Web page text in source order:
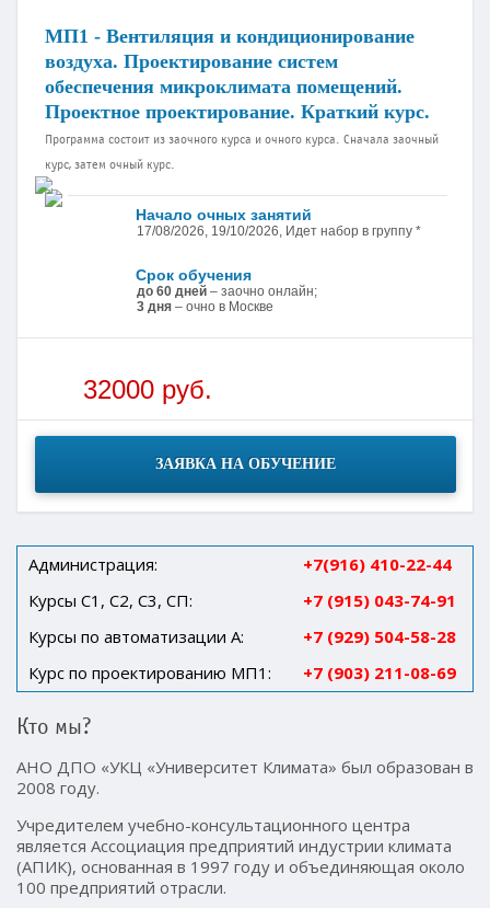
МП1 - Вентиляция и кондиционирование
воздуха. Проектирование систем
обеспечения микроклимата помещений.
Проектное проектирование. Краткий курс.
Программа состоит из заочного курса и очного курса. Сначала заочный
курс, затем очный курс.
Начало очных занятий
17/08/2026, 19/10/2026, Идет набор в группу *
Срок обучения
до 60 дней – заочно онлайн;
3 дня – очно в Москве
32000 руб.
ЗАЯВКА НА ОБУЧЕНИЕ
Администрация:
+7(916) 410-22-44
Курсы С1, С2, С3, СП:
+7 (915) 043-74-91
Курсы по автоматизации А:
+7 (929) 504-58-28
Курс по проектированию МП1:
+7 (903) 211-08-69
Кто мы?
АНО ДПО «УКЦ «Университет Климата» был образован в
2008 году.
Учредителем учебно-консультационного центра
является Ассоциация предприятий индустрии климата
(АПИК), основанная в 1997 году и объединяющая около
100 предприятий отрасли.